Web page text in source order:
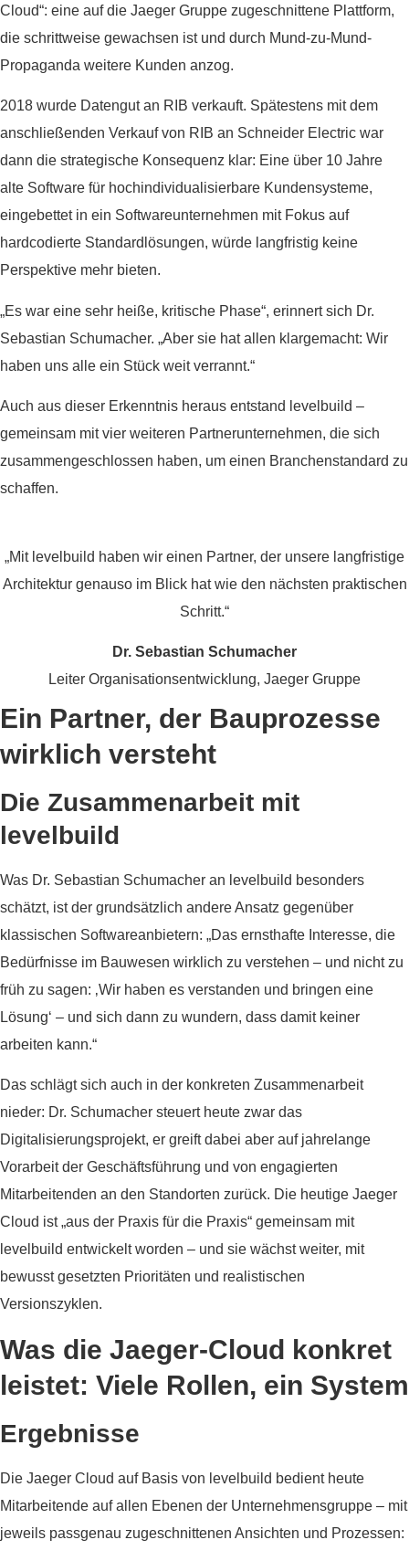
Cloud“: eine auf die Jaeger Gruppe zugeschnittene Plattform,
die schrittweise gewachsen ist und durch Mund-zu-Mund-
Propaganda weitere Kunden anzog.
2018 wurde Datengut an RIB verkauft. Spätestens mit dem
anschließenden Verkauf von RIB an Schneider Electric war
dann die strategische Konsequenz klar: Eine über 10 Jahre
alte Software für hochindividualisierbare Kundensysteme,
eingebettet in ein Softwareunternehmen mit Fokus auf
hardcodierte Standardlösungen, würde langfristig keine
Perspektive mehr bieten.
„Es war eine sehr heiße, kritische Phase“, erinnert sich Dr.
Sebastian Schumacher. „Aber sie hat allen klargemacht: Wir
haben uns alle ein Stück weit verrannt.“
Auch aus dieser Erkenntnis heraus entstand levelbuild –
gemeinsam mit vier weiteren Partnerunternehmen, die sich
zusammengeschlossen haben, um einen Branchenstandard zu
schaffen.
„Mit levelbuild haben wir einen Partner, der unsere langfristige
Architektur genauso im Blick hat wie den nächsten praktischen
Schritt.“
Dr. Sebastian Schumacher
Leiter Organisationsentwicklung, Jaeger Gruppe
Ein Partner, der Bauprozesse
wirklich versteht
Die Zusammenarbeit mit
levelbuild
Was Dr. Sebastian Schumacher an levelbuild besonders
schätzt, ist der grundsätzlich andere Ansatz gegenüber
klassischen Softwareanbietern: „Das ernsthafte Interesse, die
Bedürfnisse im Bauwesen wirklich zu verstehen – und nicht zu
früh zu sagen: ‚Wir haben es verstanden und bringen eine
Lösung‘ – und sich dann zu wundern, dass damit keiner
arbeiten kann.“
Das schlägt sich auch in der konkreten Zusammenarbeit
nieder: Dr. Schumacher steuert heute zwar das
Digitalisierungsprojekt, er greift dabei aber auf jahrelange
Vorarbeit der Geschäftsführung und von engagierten
Mitarbeitenden an den Standorten zurück. Die heutige Jaeger
Cloud ist „aus der Praxis für die Praxis“ gemeinsam mit
levelbuild entwickelt worden – und sie wächst weiter, mit
bewusst gesetzten Prioritäten und realistischen
Versionszyklen.
Was die Jaeger-Cloud konkret
leistet: Viele Rollen, ein System
Ergebnisse
Die Jaeger Cloud auf Basis von levelbuild bedient heute
Mitarbeitende auf allen Ebenen der Unternehmensgruppe – mit
jeweils passgenau zugeschnittenen Ansichten und Prozessen: